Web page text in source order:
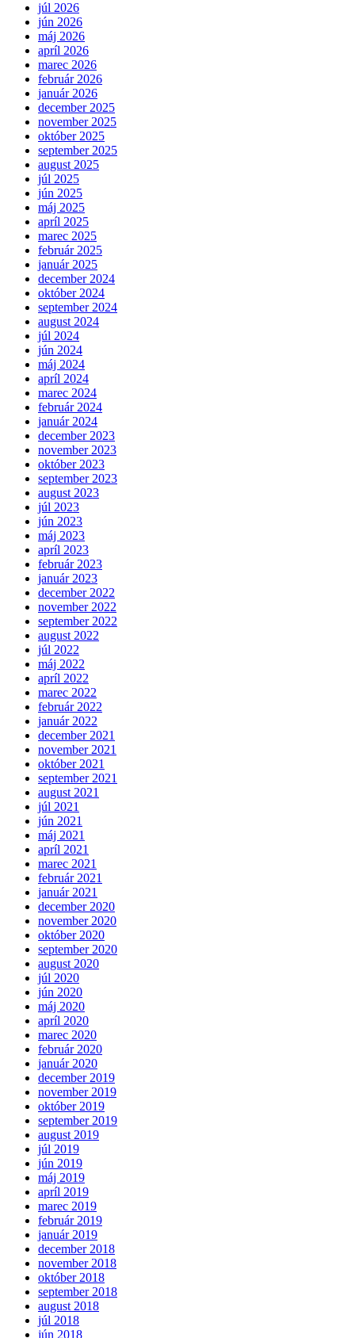
júl 2026
jún 2026
máj 2026
apríl 2026
marec 2026
február 2026
január 2026
december 2025
november 2025
október 2025
september 2025
august 2025
júl 2025
jún 2025
máj 2025
apríl 2025
marec 2025
február 2025
január 2025
december 2024
október 2024
september 2024
august 2024
júl 2024
jún 2024
máj 2024
apríl 2024
marec 2024
február 2024
január 2024
december 2023
november 2023
október 2023
september 2023
august 2023
júl 2023
jún 2023
máj 2023
apríl 2023
február 2023
január 2023
december 2022
november 2022
september 2022
august 2022
júl 2022
máj 2022
apríl 2022
marec 2022
február 2022
január 2022
december 2021
november 2021
október 2021
september 2021
august 2021
júl 2021
jún 2021
máj 2021
apríl 2021
marec 2021
február 2021
január 2021
december 2020
november 2020
október 2020
september 2020
august 2020
júl 2020
jún 2020
máj 2020
apríl 2020
marec 2020
február 2020
január 2020
december 2019
november 2019
október 2019
september 2019
august 2019
júl 2019
jún 2019
máj 2019
apríl 2019
marec 2019
február 2019
január 2019
december 2018
november 2018
október 2018
september 2018
august 2018
júl 2018
jún 2018